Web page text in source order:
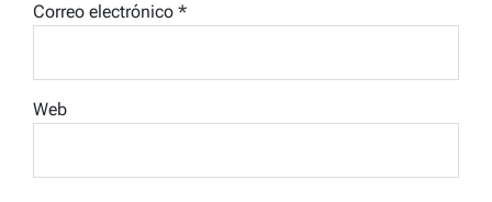
Correo electrónico *
Web